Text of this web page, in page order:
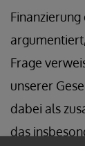
Frage
unserer
dabei als
das